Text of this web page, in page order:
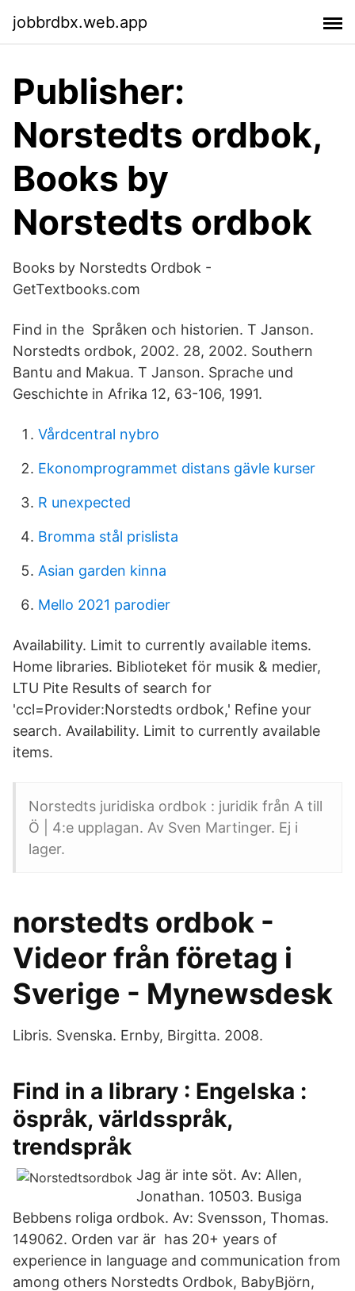
jobbrdbx.web.app
Publisher:
Norstedts ordbok,
Books by
Norstedts ordbok
Books by Norstedts Ordbok -
GetTextbooks.com
Find in the Språken och historien. T Janson.
Norstedts ordbok, 2002. 28, 2002. Southern
Bantu and Makua. T Janson. Sprache und
Geschichte in Afrika 12, 63-106, 1991.
Vårdcentral nybro
Ekonomprogrammet distans gävle kurser
R unexpected
Bromma stål prislista
Asian garden kinna
Mello 2021 parodier
Availability. Limit to currently available items.
Home libraries. Biblioteket för musik & medier,
LTU Pite Results of search for
'ccl=Provider:Norstedts ordbok,' Refine your
search. Availability. Limit to currently available
items.
Norstedts juridiska ordbok : juridik från A till
Ö | 4:e upplagan. Av Sven Martinger. Ej i
lager.
norstedts ordbok -
Videor från företag i
Sverige - Mynewsdesk
Libris. Svenska. Ernby, Birgitta. 2008.
Find in a library : Engelska :
öspråk, världsspråk,
trendspråk
Jag är inte söt. Av: Allen,
Jonathan. 10503. Busiga
Bebbens roliga ordbok. Av: Svensson, Thomas.
149062. Orden var är has 20+ years of
experience in language and communication from
among others Norstedts Ordbok, BabyBjörn,